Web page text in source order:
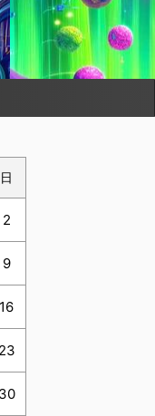
日
2
9
16
23
30